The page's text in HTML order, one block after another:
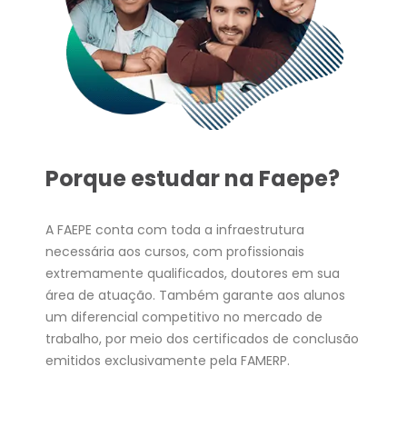
Porque estudar na Faepe?
A FAEPE conta com toda a infraestrutura
necessária aos cursos, com profissionais
extremamente qualificados, doutores em sua
área de atuação. Também garante aos alunos
um diferencial competitivo no mercado de
trabalho, por meio dos certificados de conclusão
emitidos exclusivamente pela FAMERP.